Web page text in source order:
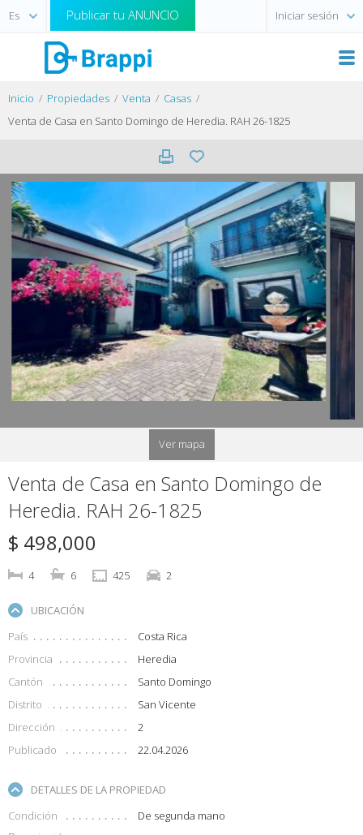
Publicar tu ANUNCIO Iniciar sesión
Inicio Propiedades Venta
Casas
Venta de Casa en Santo Domingo de Heredia. RAH 26-1825
Ver mapa
Venta de Casa en Santo Domingo de
Heredia. RAH 26-1825
$ 498,000
4 6 425 2
UBICACIÓN
País
Costa Rica
Provincia
Heredia
Cantón
Santo Domingo
Distrito
San Vicente
Dirección
2
Publicado
22.04.2026
DETALLES DE LA PROPIEDAD
Condición
De segunda mano